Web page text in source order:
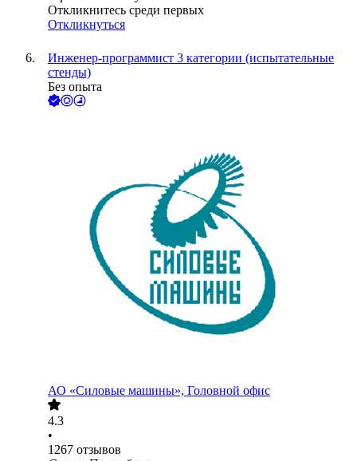
Откликнитесь среди первых
Откликнуться
Инженер-программист 3 категории (испытательные
стенды)
Без опыта
АО «Силовые машины», Головной офис
4.3
•
1267 отзывов